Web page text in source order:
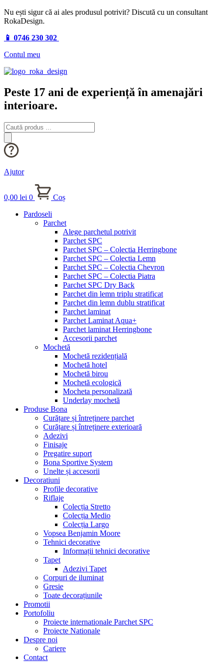
Nu ești sigur că ai ales produsul potrivit? Discută cu un consultant
RokaDesign.
📱 0746 230 302
Contul meu
Peste 17 ani de experiență în amenajări
interioare.
Products
search
Ajutor
0,00 lei 0
Coș
Pardoseli
Parchet
Alege parchetul potrivit
Parchet SPC
Parchet SPC – Colectia Herringbone
Parchet SPC – Colectia Lemn
Parchet SPC – Colectia Chevron
Parchet SPC – Colectia Piatra
Parchet SPC Dry Back
Parchet din lemn triplu stratificat
Parchet din lemn dublu stratificat
Parchet laminat
Parchet Laminat Aqua+
Parchet laminat Herringbone
Accesorii parchet
Mochetă
Mochetă rezidențială
Mochetă hotel
Mochetă birou
Mochetă ecologică
Mocheta personalizată
Underlay mochetă
Produse Bona
Curățare și întreținere parchet
Curățare și întreținere exterioară
Adezivi
Finisaje
Pregatire suport
Bona Sportive System
Unelte și accesorii
Decoratiuni
Profile decorative
Riflaje
Colecția Stretto
Colecția Medio
Colecția Largo
Vopsea Benjamin Moore
Tehnici decorative
Informații tehnici decorative
Tapet
Adezivi Tapet
Corpuri de iluminat
Gresie
Toate decorațiunile
Promotii
Portofoliu
Proiecte internationale Parchet SPC
Proiecte Nationale
Despre noi
Cariere
Contact